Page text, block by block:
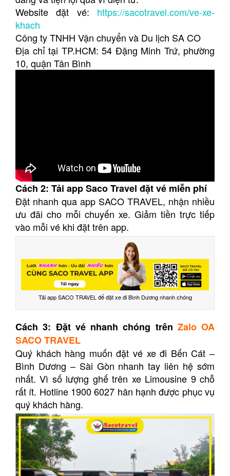
Website đặt vé: https://sacotravel.com/ve-xe-
khach
Công ty TNHH Vận chuyển và Du lịch SA CO
Địa chỉ tại TP.HCM: 54 Đặng Minh Trứ, phường
10, quận Tân Bình
Cách 2: Tải app Saco Travel đặt vé miễn phí
Đặt nhanh qua app SACO TRAVEL, nhận nhiều
ưu đãi cho mỗi chuyến xe. Giảm tiền trực tiếp
vào mỗi vé khi đặt trên app.
Tải app SACO TRAVEL để đặt xe đi Bình Dương nhanh chóng
Cách 3: Đặt vé nhanh chóng trên Zalo OA
SACO TRAVEL
Quý khách hàng muốn đặt vé xe đi Bến Cát –
Bình Dương – Sài Gòn nhanh tay liên hệ sớm
nhất. Vì số lượng ghế trên xe Limousine 9 chỗ
rất ít. Hotline 1900 6027 hân hạnh được phục vụ
quý khách hàng.